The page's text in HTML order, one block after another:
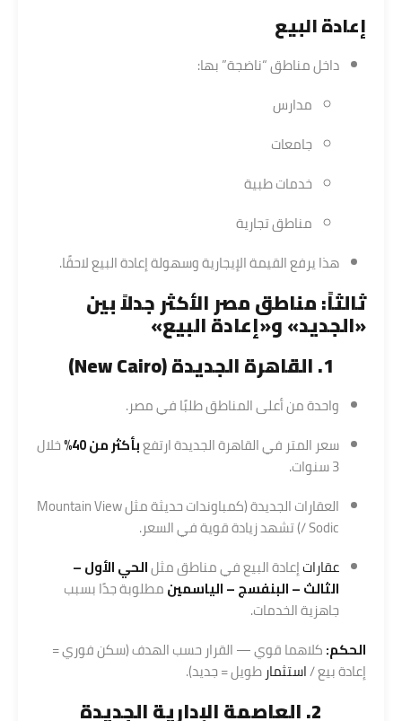
إعادة البيع
داخل مناطق “ناضجة” بها:
مدارس
جامعات
خدمات طبية
مناطق تجارية
هذا يرفع القيمة الإيجارية وسهولة إعادة البيع لاحقًا.
ثالثاً: مناطق مصر الأكثر جدلاً بين
«الجديد» و«إعادة البيع»
1. القاهرة الجديدة (New Cairo)
واحدة من أعلى المناطق طلبًا في مصر.
سعر المتر في القاهرة الجديدة ارتفعبأكثر من 40%
خلال
3 سنوات.
العقارات الجديدة (كمباوندات حديثة مثل Mountain View
/ Sodic) تشهد زيادة قوية في السعر.
عقاراتإعادة البيع في مناطق مثلالحي الأول –
الثالث – البنفسج – الياسمينمطلوبة جدًا بسبب
جاهزية الخدمات.
الحكم:كلاهما قوي — القرار حسب الهدف (سكن فوري =
إعادة بيع /استثمارطويل = جديد).
2. العاصمة الإدارية الجديدة